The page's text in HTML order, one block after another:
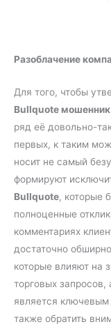
Разоблачение
Для того, чтобы
Bullquote мошенник
ряд её довольно-
первых, к таким
носит не самый
формируют
Bullquote, которые
полноценные
комментариях
достаточно
которые влияют на
торговых
является
также обратить